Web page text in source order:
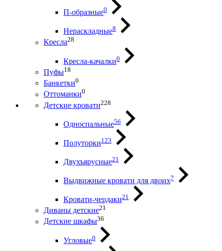
П-образные0
Нераскладные8
Кресла28
Кресла-качалки0
Пуфы18
Банкетки0
Оттоманки0
Детские кровати228
Односпальные56
Полуторки123
Двухъярусные21
Выдвижные кровати для двоих7
Кровати-чердаки21
Диваны детские21
Детские шкафы36
Угловые0